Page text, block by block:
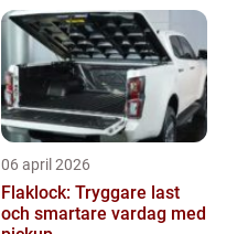
06 april 2026
Flaklock: Tryggare last
och smartare vardag med